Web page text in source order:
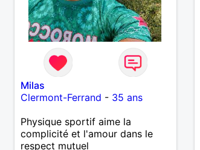
Milas
Clermont-Ferrand - 35 ans
Physique sportif aime la
complicité et l'amour dans le
respect mutuel